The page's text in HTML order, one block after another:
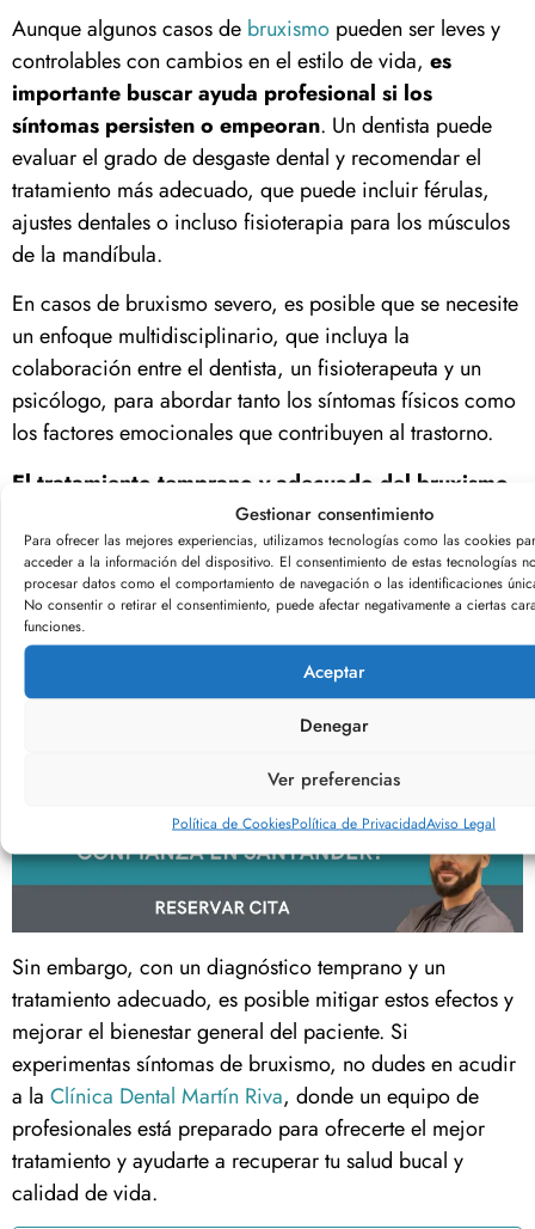
Gestionar consentimiento
Para ofrecer las mejores experiencias, utilizamos tecnologías como las cookies
acceder a la información del dispositivo. El consentimiento de estas tecnologías
procesar datos como el comportamiento de navegación o las identificaciones
No consentir o retirar el consentimiento, puede afectar negativamente a ciertas
funciones.
Aceptar
Denegar
Ver preferencias
Política de CookiesPolítica de PrivacidadAviso Legal
Aunque algunos casos de bruxismo pueden ser leves y
controlables con cambios en el estilo de vida, es
importante buscar ayuda profesional si los
síntomas persisten o empeoran. Un dentista puede
evaluar el grado de desgaste dental y recomendar el
tratamiento más adecuado, que puede incluir férulas,
ajustes dentales o incluso fisioterapia para los músculos
de la mandíbula.
En casos de bruxismo severo, es posible que se necesite
un enfoque multidisciplinario, que incluya la
colaboración entre el dentista, un fisioterapeuta y un
psicólogo, para abordar tanto los síntomas físicos como
los factores emocionales que contribuyen al trastorno.
El tratamiento temprano y adecuado del bruxismo
puede prevenir complicaciones graves y mejorar
significativamente la calidad de vida del paciente.
En conclusión, el bruxismo es un trastorno que puede
tener un impacto significativo en la salud bucal y la
calidad de vida de quienes lo padecen.
desgaste dental hasta el dolor crónico y la
, los efectos del bruxismo son
Sin embargo, con un diagnóstico temprano y un
tratamiento adecuado, es posible mitigar estos efectos y
mejorar el bienestar general del paciente. Si
experimentas síntomas de bruxismo, no dudes en acudir
a la Clínica Dental Martín Riva, donde un equipo de
profesionales está preparado para ofrecerte el mejor
tratamiento y ayudarte a recuperar tu salud bucal y
calidad de vida.